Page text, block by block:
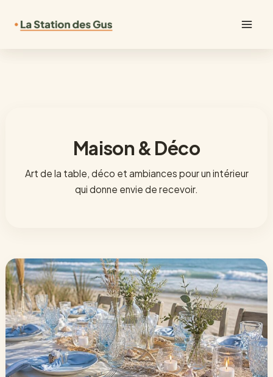
Maison & Déco
Art de la table, déco et ambiances pour un intérieur
qui donne envie de recevoir.